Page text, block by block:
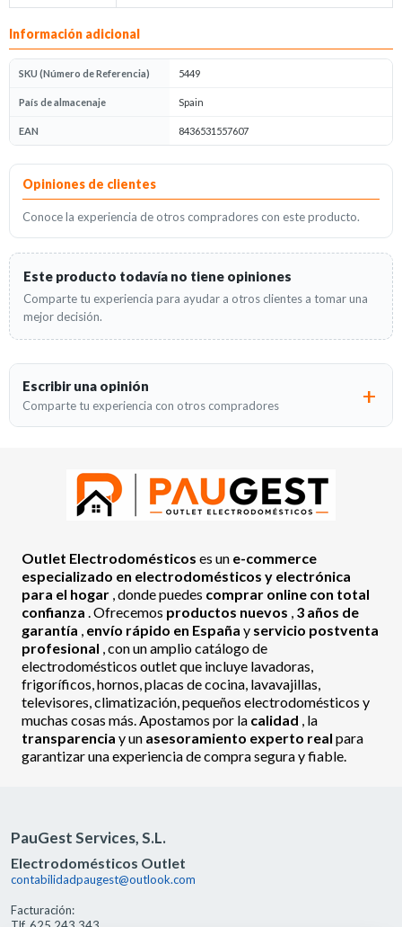
Información adicional
SKU (Número de Referencia) 5449
País de almacenaje Spain
EAN 8436531557607
Opiniones
Opiniones de clientes
Conoce la experiencia de otros compradores con este producto.
Este producto todavía no tiene opiniones
Comparte tu experiencia para ayudar a otros clientes a tomar una
mejor decisión.
Escribir una opinión
Comparte tu experiencia con otros compradores
Outlet Electrodomésticos es un e-commerce
especializado en electrodomésticos y electrónica
para el hogar , donde puedes comprar online con total
confianza . Ofrecemos productos nuevos , 3 años de
garantía , envío rápido en España y servicio postventa
profesional , con un amplio catálogo de
electrodomésticos outlet que incluye lavadoras,
frigoríficos, hornos, placas de cocina, lavavajillas,
televisores, climatización, pequeños electrodomésticos y
muchas cosas más. Apostamos por la calidad , la
transparencia y un asesoramiento experto real para
garantizar una experiencia de compra segura y fiable.
PauGest Services, S.L.
Electrodomésticos Outlet
contabilidadpaugest@outlook.com
Facturación: